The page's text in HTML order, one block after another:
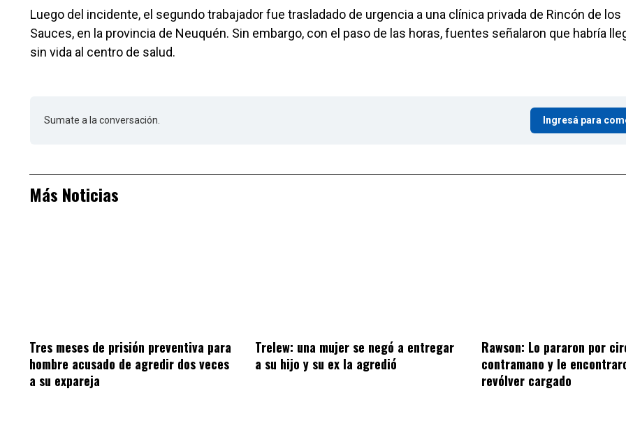
Luego del incidente, el segundo trabajador fue trasladado de urgencia a una clínica privada de Rincón de los
Sauces, en la provincia de Neuquén. Sin embargo, con el paso de las horas, fuentes señalaron que habría
sin vida al centro de salud.
Sumate a la conversación. Ingresá para
Más Noticias
Tres meses de prisión preventiva para
hombre acusado de agredir dos veces
a su expareja
Trelew: una mujer se negó a entregar
a su hijo y su ex la agredió
Rawson: Lo pararon por
contramano y le
revólver cargado